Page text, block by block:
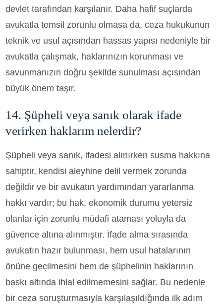
devlet tarafından karşılanır. Daha hafif suçlarda
avukatla temsil zorunlu olmasa da, ceza hukukunun
teknik ve usul açısından hassas yapısı nedeniyle bir
avukatla çalışmak, haklarınızın korunması ve
savunmanızın doğru şekilde sunulması açısından
büyük önem taşır.
14. Şüpheli veya sanık olarak ifade
verirken haklarım nelerdir?
Şüpheli veya sanık, ifadesi alınırken susma hakkına
sahiptir, kendisi aleyhine delil vermek zorunda
değildir ve bir avukatın yardımından yararlanma
hakkı vardır; bu hak, ekonomik durumu yetersiz
olanlar için zorunlu müdafi ataması yoluyla da
güvence altına alınmıştır. İfade alma sırasında
avukatın hazır bulunması, hem usul hatalarının
önüne geçilmesini hem de şüphelinin haklarının
baskı altında ihlal edilmemesini sağlar. Bu nedenle
bir ceza soruşturmasıyla karşılaşıldığında ilk adım